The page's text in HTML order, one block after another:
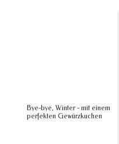
Bye-bye, Winter - mit einem
perfekten Gewürzkuchen